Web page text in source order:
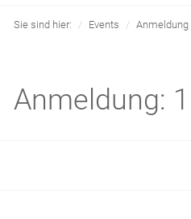
Sie sind hier: Events Anmeldung
Anmeldung: